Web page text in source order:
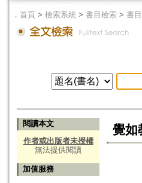
． 首頁 > 檢索系統 > 書目檢索 > 書
閱讀本文
作者或出版者未授權
無法提供閱讀
加值服務
覺